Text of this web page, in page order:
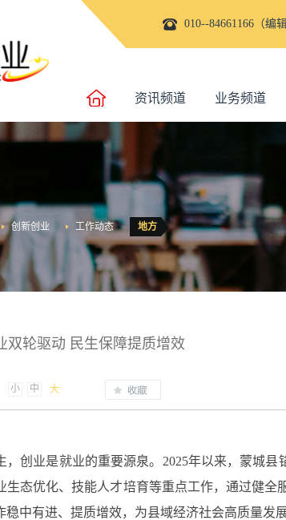
010--84661166（编辑
资讯频道 业务频道
地方
工作动态
创新创业
双轮驱动 民生保障提质增效
小 中 大
，创业是就业的重要源泉。2025年以来，蒙城县
生态优化、技能人才培育等重点工作，通过健全
中有进、提质增效，为县域经济社会高质量发